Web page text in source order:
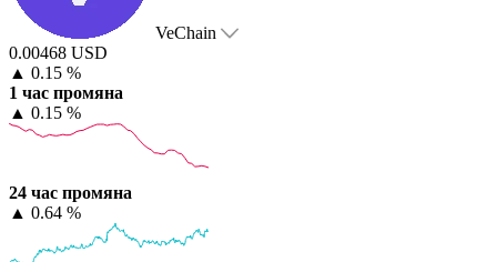
VeChain
0.00468 USD
▲ 0.15 %
1 час промяна
▲ 0.15 %
24 час промяна
▲ 0.64 %